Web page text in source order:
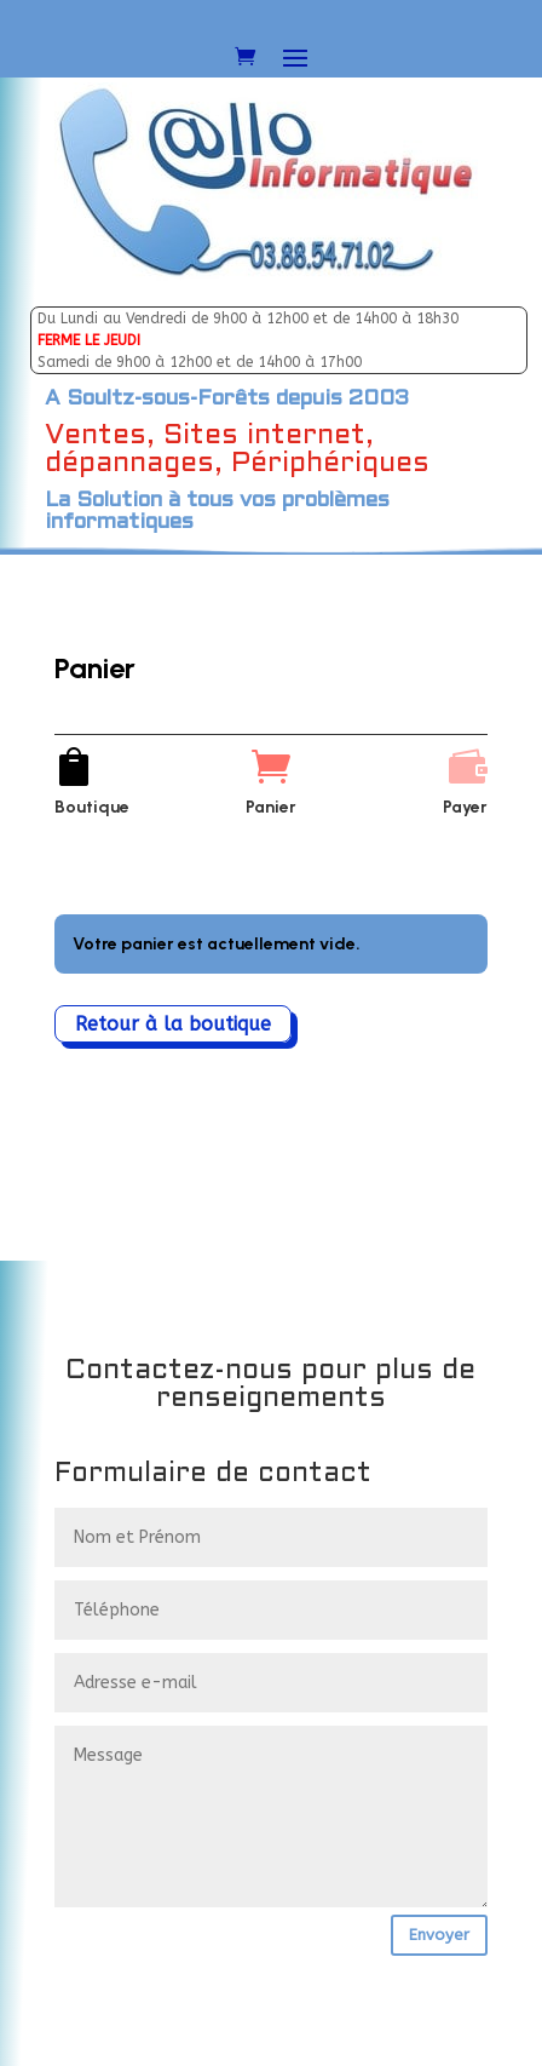
Du Lundi au Vendredi de 9h00 à 12h00 et de 14h00 à 18h30
FERME LE JEUDI
Samedi de 9h00 à 12h00 et de 14h00 à 17h00
A Soultz-sous-Forêts depuis 2003
Ventes, Sites internet,
dépannages, Périphériques
La Solution à tous vos problèmes
informatiques
Panier

Boutique

Panier

Payer
Votre panier est actuellement vide.
Retour à la boutique
Contactez-nous pour plus de
renseignements
Formulaire de contact
Envoyer